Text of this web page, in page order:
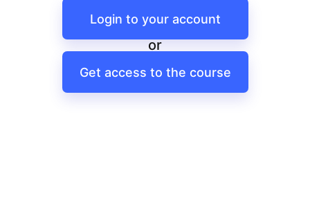
Login to your account
or
Get access to the course